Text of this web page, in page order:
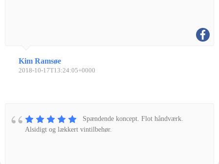
Kim Ramsøe
2018-10-17T13:24:05+0000
Spændende koncept. Flot håndværk.
Alsidigt og lækkert vintilbehør.